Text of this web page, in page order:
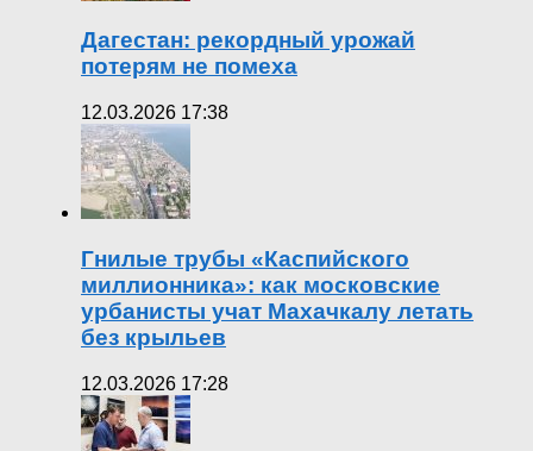
Дагестан: рекордный урожай
потерям не помеха
12.03.2026 17:38
Гнилые трубы «Каспийского
миллионника»: как московские
урбанисты учат Махачкалу летать
без крыльев
12.03.2026 17:28